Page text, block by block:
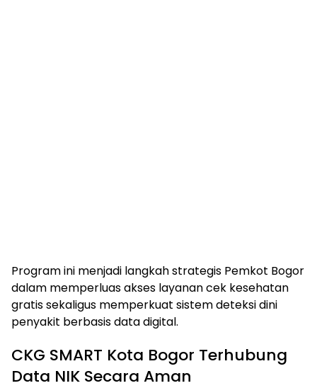
Program ini menjadi langkah strategis Pemkot Bogor
dalam memperluas akses layanan cek kesehatan
gratis sekaligus memperkuat sistem deteksi dini
penyakit berbasis data digital.
CKG SMART Kota Bogor Terhubung
Data NIK Secara Aman